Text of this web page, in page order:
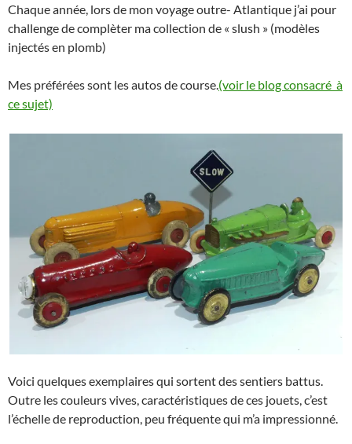
Chaque année, lors de mon voyage outre- Atlantique j’ai pour
challenge de complèter ma collection de « slush » (modèles
injectés en plomb)
Mes préférées sont les autos de course. (voir le blog consacré à
ce sujet)
Voici quelques exemplaires qui sortent des sentiers battus.
Outre les couleurs vives, caractéristiques de ces jouets, c’est
l’échelle de reproduction, peu fréquente qui m’a impressionné.